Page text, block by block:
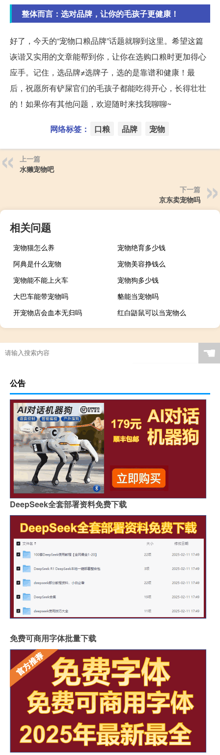
整体而言：选对品牌，让你的毛孩子更健康！
好了，今天的“宠物口粮品牌”话题就聊到这里。希望这篇
诙谐又实用的文章能帮到你，让你在选购口粮时更加得心
应手。记住，选品牌≠选牌子，选的是靠谱和健康！最
后，祝愿所有铲屎官们的毛孩子都能吃得开心，长得壮壮
的！如果你有其他问题，欢迎随时来找我聊聊~
网络标签： 口粮 品牌 宠物
上一篇
水獭宠物吧
下一篇
京东卖宠物吗
相关问题
宠物猫怎么养
宠物绝育多少钱
阿典是什么宠物
宠物美容挣钱么
宠物能不能上火车
宠物狗多少钱
大巴车能带宠物吗
貉能当宠物吗
开宠物店会血本无归吗
红白鼯鼠可以当宠物么
☚
公告
DeepSeek全套部署资料免费下载
免费可商用字体批量下载